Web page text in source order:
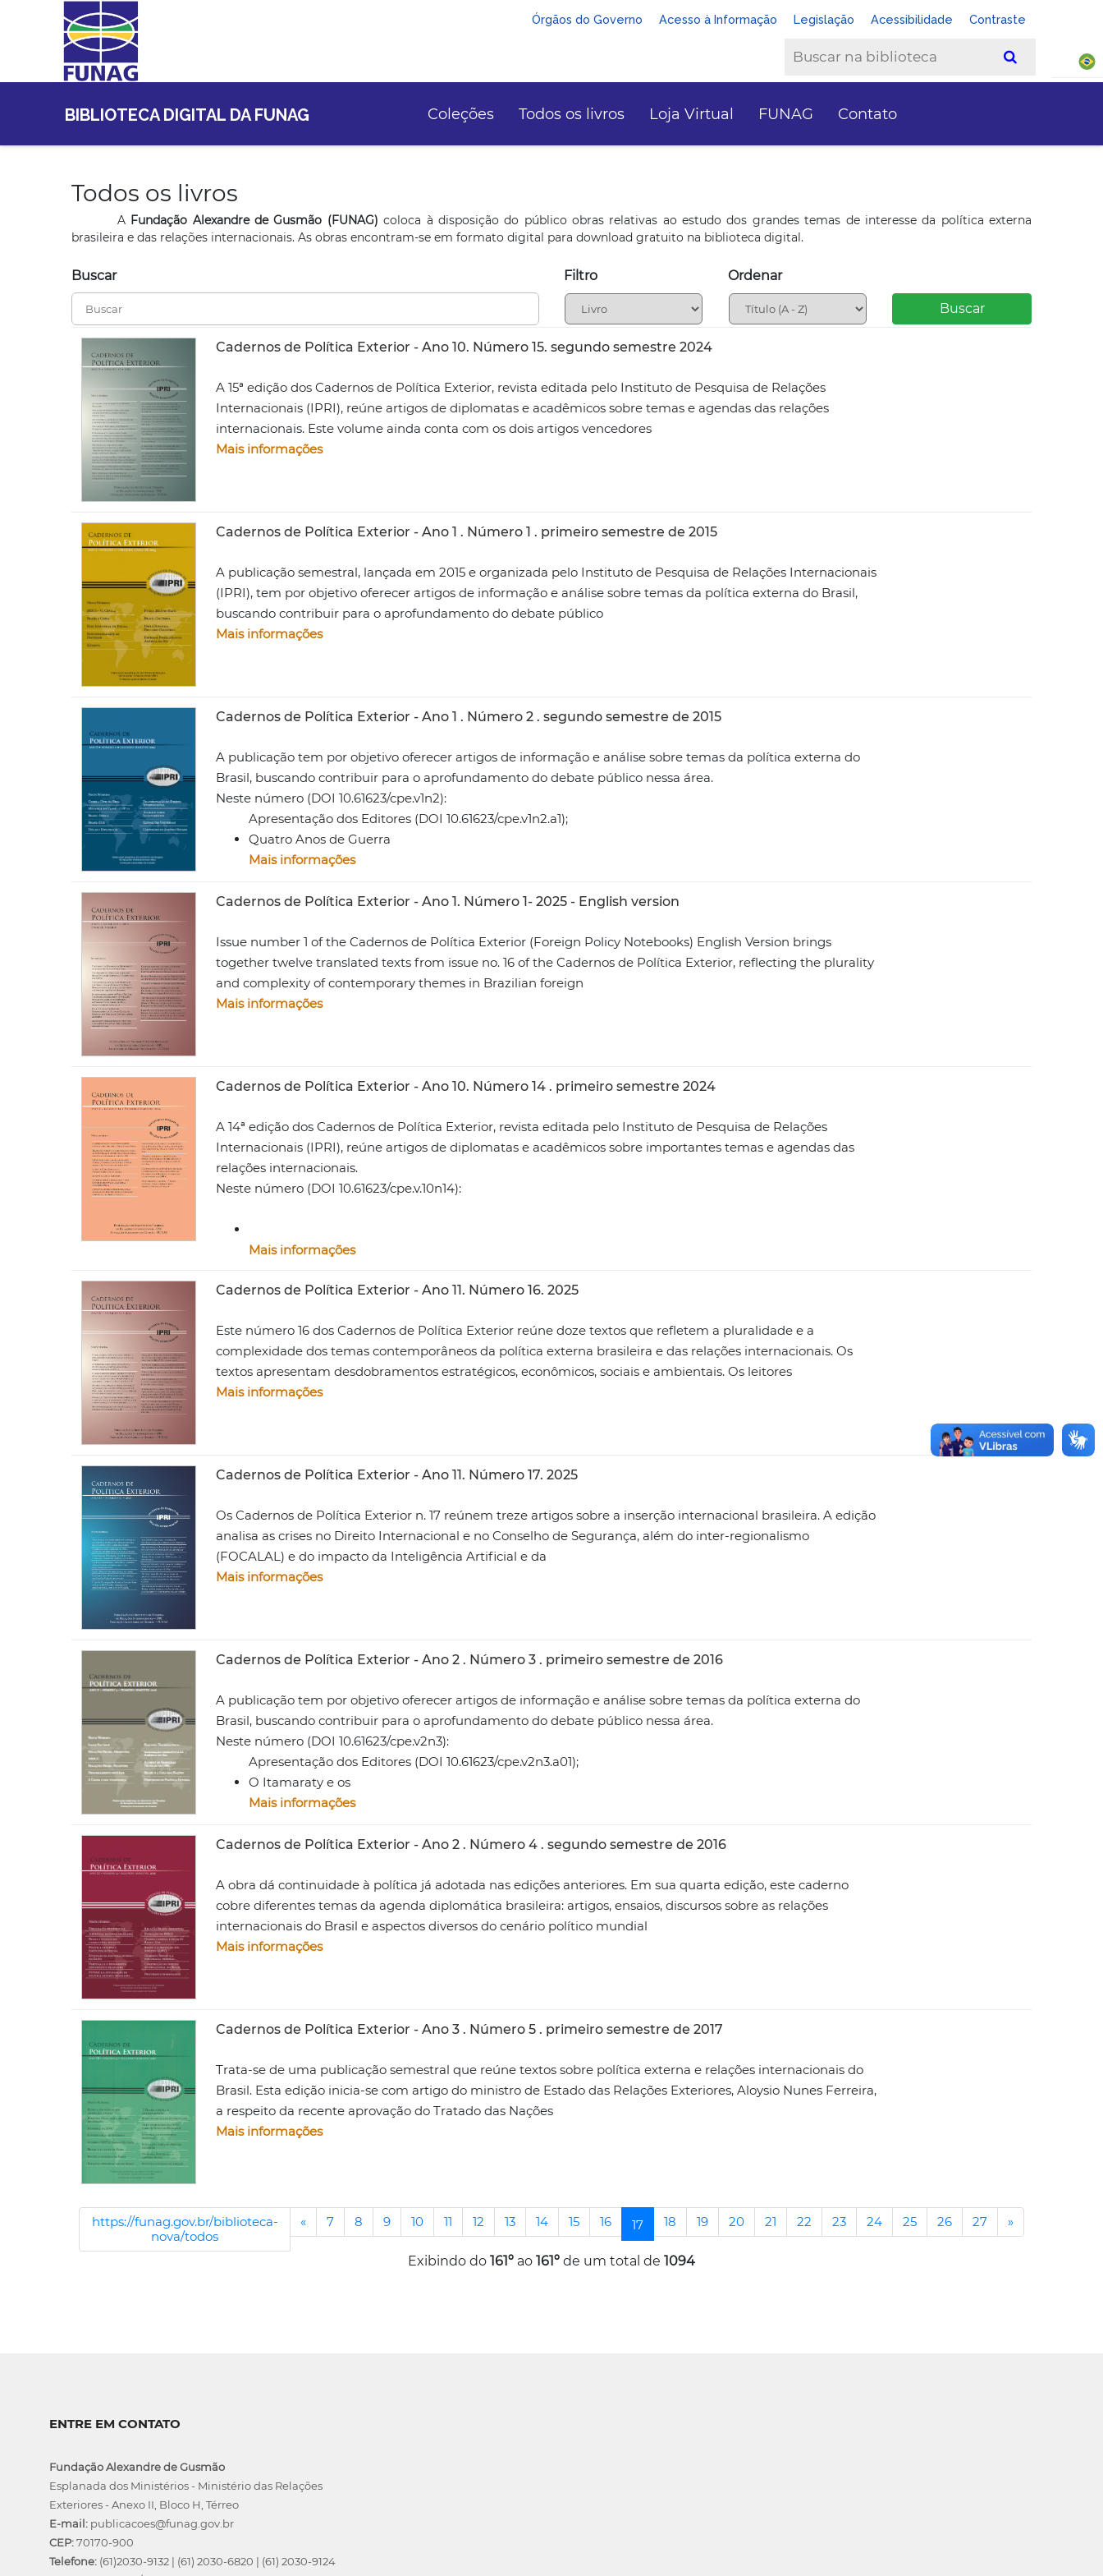
Órgãos do Governo Acesso à Informação Legislação Acessibilidade Contraste
BIBLIOTECA DIGITAL DA FUNAG Coleções Todos os livros Loja Virtual FUNAG Contato
Todos os livros
A Fundação Alexandre de Gusmão (FUNAG) coloca à disposição do público obras relativas ao estudo dos grandes temas de interesse da política externa
brasileira e das relações internacionais. As obras encontram-se em formato digital para download gratuito na biblioteca digital.
Buscar Filtro Ordenar
Buscar
Cadernos de Política Exterior - Ano 10. Número 15. segundo semestre 2024
A 15ª edição dos Cadernos de Política Exterior, revista editada pelo Instituto de Pesquisa de Relações
Internacionais (IPRI), reúne artigos de diplomatas e acadêmicos sobre temas e agendas das relações
internacionais. Este volume ainda conta com os dois artigos vencedores
Mais informações
Cadernos de Política Exterior - Ano 1 . Número 1 . primeiro semestre de 2015
A publicação semestral, lançada em 2015 e organizada pelo Instituto de Pesquisa de Relações Internacionais
(IPRI), tem por objetivo oferecer artigos de informação e análise sobre temas da política externa do Brasil,
buscando contribuir para o aprofundamento do debate público
Mais informações
Cadernos de Política Exterior - Ano 1 . Número 2 . segundo semestre de 2015
A publicação tem por objetivo oferecer artigos de informação e análise sobre temas da política externa do
Brasil, buscando contribuir para o aprofundamento do debate público nessa área.
Neste número (DOI 10.61623/cpe.v1n2):
Apresentação dos Editores (DOI 10.61623/cpe.v1n2.a1);
Quatro Anos de Guerra
Mais informações
Cadernos de Política Exterior - Ano 1. Número 1- 2025 - English version
Issue number 1 of the Cadernos de Política Exterior (Foreign Policy Notebooks) English Version brings
together twelve translated texts from issue no. 16 of the Cadernos de Política Exterior, reflecting the plurality
and complexity of contemporary themes in Brazilian foreign
Mais informações
Cadernos de Política Exterior - Ano 10. Número 14 . primeiro semestre 2024
A 14ª edição dos Cadernos de Política Exterior, revista editada pelo Instituto de Pesquisa de Relações
Internacionais (IPRI), reúne artigos de diplomatas e acadêmicos sobre importantes temas e agendas das
relações internacionais.
Neste número (DOI 10.61623/cpe.v.10n14):
Mais informações
Cadernos de Política Exterior - Ano 11. Número 16. 2025
Este número 16 dos Cadernos de Política Exterior reúne doze textos que refletem a pluralidade e a
complexidade dos temas contemporâneos da política externa brasileira e das relações internacionais. Os
textos apresentam desdobramentos estratégicos, econômicos, sociais e ambientais. Os leitores
Mais informações
Cadernos de Política Exterior - Ano 11. Número 17. 2025
Os Cadernos de Política Exterior n. 17 reúnem treze artigos sobre a inserção internacional brasileira. A edição
analisa as crises no Direito Internacional e no Conselho de Segurança, além do inter-regionalismo
(FOCALAL) e do impacto da Inteligência Artificial e da
Mais informações
Cadernos de Política Exterior - Ano 2 . Número 3 . primeiro semestre de 2016
A publicação tem por objetivo oferecer artigos de informação e análise sobre temas da política externa do
Brasil, buscando contribuir para o aprofundamento do debate público nessa área.
Neste número (DOI 10.61623/cpe.v2n3):
Apresentação dos Editores (DOI 10.61623/cpe.v2n3.a01);
O Itamaraty e os
Mais informações
Cadernos de Política Exterior - Ano 2 . Número 4 . segundo semestre de 2016
A obra dá continuidade à política já adotada nas edições anteriores. Em sua quarta edição, este caderno
cobre diferentes temas da agenda diplomática brasileira: artigos, ensaios, discursos sobre as relações
internacionais do Brasil e aspectos diversos do cenário político mundial
Mais informações
Cadernos de Política Exterior - Ano 3 . Número 5 . primeiro semestre de 2017
Trata-se de uma publicação semestral que reúne textos sobre política externa e relações internacionais do
Brasil. Esta edição inicia-se com artigo do ministro de Estado das Relações Exteriores, Aloysio Nunes Ferreira,
a respeito da recente aprovação do Tratado das Nações
Mais informações
https://funag.gov.br/biblioteca-
nova/todos
« 7 8 9 10 11 12 13 14 15 16 17(current)
18 19 20 21 22 23 24 25 26 27 »
Exibindo do 161º ao 161º de um total de 1094
ENTRE EM CONTATO
Fundação Alexandre de Gusmão
Esplanada dos Ministérios - Ministério das Relações
Exteriores - Anexo II, Bloco H, Térreo
E-mail: publicacoes@funag.gov.br
CEP:70170-900
Telefone: (61)2030-9132 | (61) 2030-6820 | (61) 2030-9124